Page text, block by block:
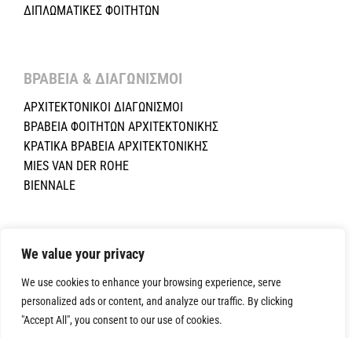
We value your privacy
We use cookies to enhance your browsing experience, serve
personalized ads or content, and analyze our traffic. By clicking
"Accept All", you consent to our use of cookies.
ΔΙΠΛΩΜΑΤΙΚΕΣ ΦΟΙΤΗΤΩΝ
ΒΡΑΒΕΙΑ & ΔΙΑΓΩΝΙΣΜΟΙ ​
ΑΡΧΙΤΕΚΤΟΝΙΚΟΙ ΔΙΑΓΩΝΙΣΜΟΙ
ΒΡΑΒΕΙΑ ΦΟΙΤΗΤΩΝ ΑΡΧΙΤΕΚΤΟΝΙΚΗΣ
ΚΡΑΤΙΚΑ ΒΡΑΒΕΙΑ ΑΡΧΙΤΕΚΤΟΝΙΚΗΣ
MIES VAN DER ROHE
BIENNALE
Reserved. Powered byNETinfo Plc